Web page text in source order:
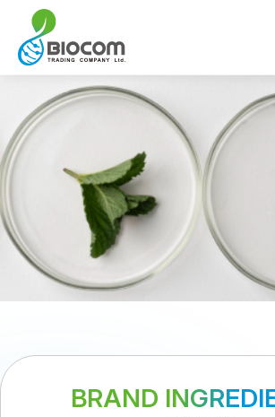
BRAND